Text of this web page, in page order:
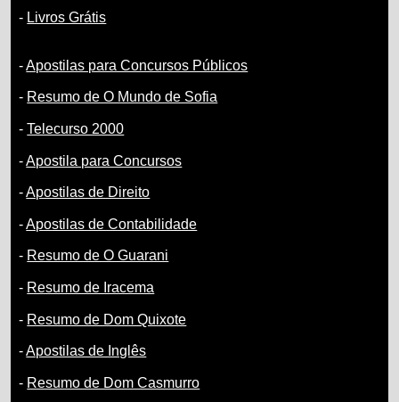
- Livros Grátis
-Apostilas para Concursos Públicos
- Resumo de O Mundo de Sofia
-Telecurso 2000
-Apostila para Concursos
-Apostilas de Direito
-Apostilas de Contabilidade
- Resumo de O Guarani
- Resumo de Iracema
- Resumo de Dom Quixote
-Apostilas de Inglês
- Resumo de Dom Casmurro